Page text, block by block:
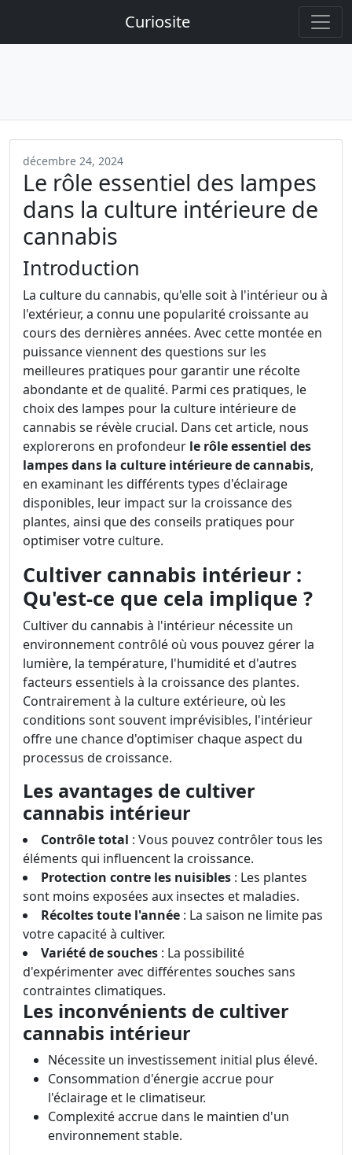
Curiosite
décembre 24, 2024
Le rôle essentiel des lampes
dans la culture intérieure de
cannabis
Introduction
La culture du cannabis, qu'elle soit à l'intérieur ou à
l'extérieur, a connu une popularité croissante au
cours des dernières années. Avec cette montée en
puissance viennent des questions sur les
meilleures pratiques pour garantir une récolte
abondante et de qualité. Parmi ces pratiques, le
choix des lampes pour la culture intérieure de
cannabis se révèle crucial. Dans cet article, nous
explorerons en profondeur le rôle essentiel des
lampes dans la culture intérieure de cannabis,
en examinant les différents types d'éclairage
disponibles, leur impact sur la croissance des
plantes, ainsi que des conseils pratiques pour
optimiser votre culture.
Cultiver cannabis intérieur :
Qu'est-ce que cela implique ?
Cultiver du cannabis à l'intérieur nécessite un
environnement contrôlé où vous pouvez gérer la
lumière, la température, l'humidité et d'autres
facteurs essentiels à la croissance des plantes.
Contrairement à la culture extérieure, où les
conditions sont souvent imprévisibles, l'intérieur
offre une chance d'optimiser chaque aspect du
processus de croissance.
Les avantages de cultiver
cannabis intérieur
Contrôle total : Vous pouvez contrôler tous les
éléments qui influencent la croissance.
Protection contre les nuisibles : Les plantes
sont moins exposées aux insectes et maladies.
Récoltes toute l'année : La saison ne limite pas
votre capacité à cultiver.
Variété de souches : La possibilité
d'expérimenter avec différentes souches sans
contraintes climatiques.
Les inconvénients de cultiver
cannabis intérieur
Nécessite un investissement initial plus élevé.
Consommation d'énergie accrue pour
l'éclairage et le climatiseur.
Complexité accrue dans le maintien d'un
environnement stable.